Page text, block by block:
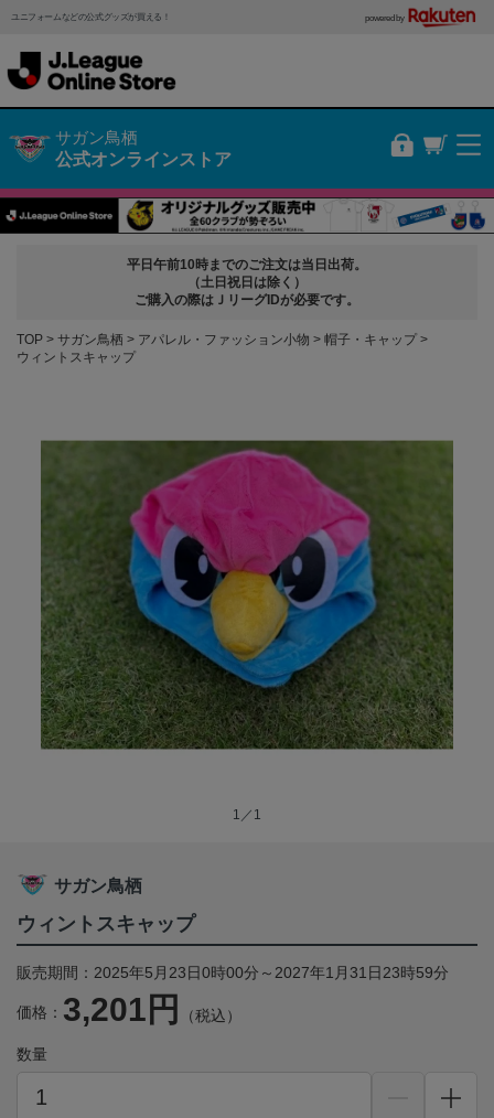
ユニフォームなどの公式グッズが買える！ powered by
サガン鳥栖
公式オンラインストア
平日午前10時までのご注文は当日出荷。
（土日祝日は除く）
ご購入の際はＪリーグIDが必要です。
TOP サガン鳥栖 アパレル・ファッション小物
帽子・キャップ
ウィントスキャップ
1／1
サガン鳥栖
ウィントスキャップ
販売期間：2025年5月23日0時00分～2027年1月31日23時59分
価格： 3,201円 （税込）
数量